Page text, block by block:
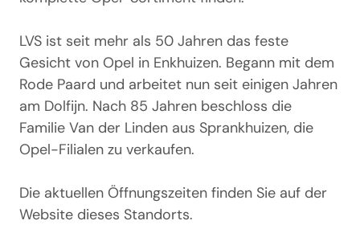
LVS ist seit mehr als 50 Jahren das feste
Gesicht von Opel in Enkhuizen. Begann mit dem
Rode Paard und arbeitet nun seit einigen Jahren
am Dolfijn. Nach 85 Jahren beschloss die
Familie Van der Linden aus Sprankhuizen, die
Opel-Filialen zu verkaufen.
Die aktuellen Öffnungszeiten finden Sie auf der
Website dieses Standorts.